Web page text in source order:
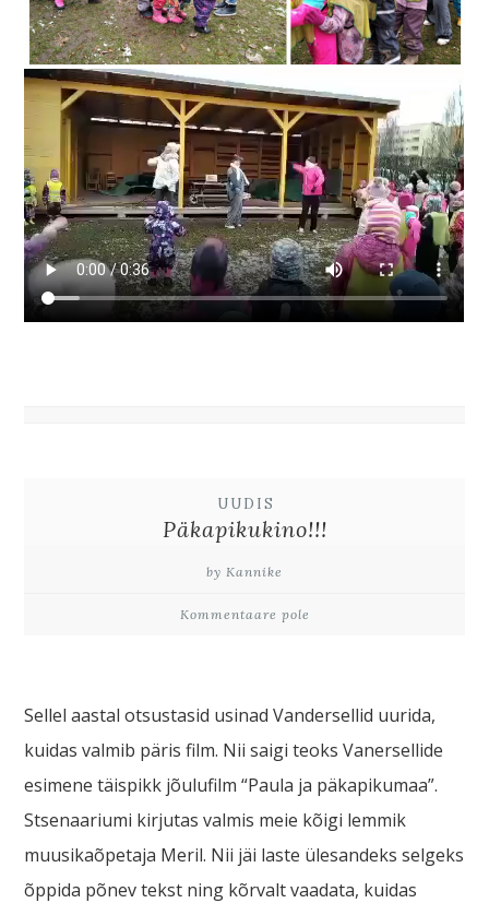
UUDIS
Päkapikukino!!!
by Kannike
Kommentaare pole
Sellel aastal otsustasid usinad Vandersellid uurida,
kuidas valmib päris film. Nii saigi teoks Vanersellide
esimene täispikk jõulufilm “Paula ja päkapikumaa”.
Stsenaariumi kirjutas valmis meie kõigi lemmik
muusikaõpetaja Meril. Nii jäi laste ülesandeks selgeks
õppida põnev tekst ning kõrvalt vaadata, kuidas